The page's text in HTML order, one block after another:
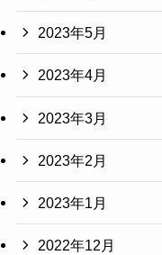
2023年5月
2023年4月
2023年3月
2023年2月
2023年1月
2022年12月